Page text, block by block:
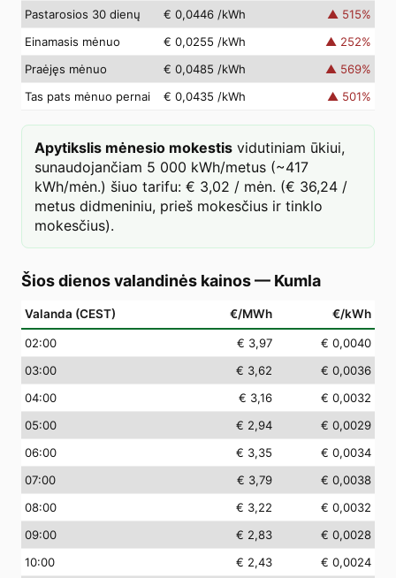
Pastarosios 30 dienų
€ 0,0446 /kWh ▲ 515%
Einamasis mėnuo
€ 0,0255 /kWh ▲ 252%
Praėjęs mėnuo
€ 0,0485 /kWh ▲ 569%
Tas pats mėnuo pernai
€ 0,0435 /kWh ▲ 501%
Apytikslis mėnesio mokestis vidutiniam ūkiui,
sunaudojančiam 5 000 kWh/metus (~417
kWh/mėn.) šiuo tarifu: € 3,02 / mėn. (€ 36,24 /
metus didmeniniu, prieš mokesčius ir tinklo
mokesčius).
Šios dienos valandinės kainos— Kumla
Valanda (CEST) €/MWh €/kWh
02:00 € 3,97
€ 0,0040
03:00 € 3,62
€ 0,0036
04:00 € 3,16
€ 0,0032
05:00 € 2,94
€ 0,0029
06:00 € 3,35
€ 0,0034
07:00 € 3,79
€ 0,0038
08:00 € 3,22
€ 0,0032
09:00 € 2,83
€ 0,0028
10:00 € 2,43
€ 0,0024